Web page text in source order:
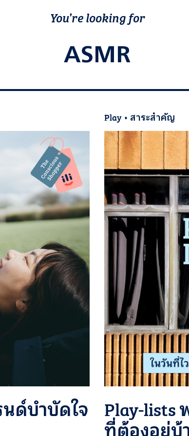
You’re looking for
ASMR
ด์บำบัดใจ
Play • สาระสำคัญ
Play-lists
ที่ต้องอยู่บ้